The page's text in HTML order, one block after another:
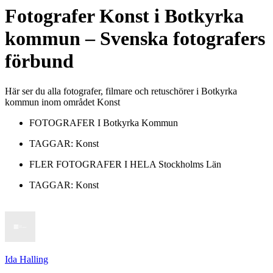
FotograferKonst i Botkyrka
kommun– Svenska fotografers
förbund
Här ser du alla fotografer, filmare och retuschörer i Botkyrka
kommun inom området Konst
FOTOGRAFER I Botkyrka Kommun
TAGGAR: Konst
FLER FOTOGRAFER I HELA Stockholms Län
TAGGAR: Konst
Ida Halling